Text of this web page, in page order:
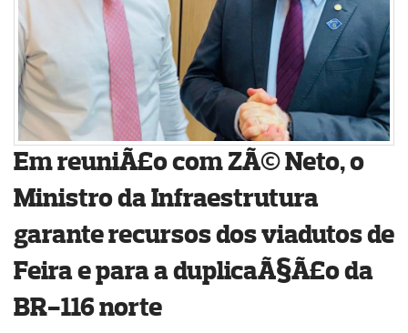
Em reuniÃ£o com ZÃ© Neto, o
Ministro da Infraestrutura
garante recursos dos viadutos de
Feira e para a duplicaÃ§Ã£o da
BR-116 norte